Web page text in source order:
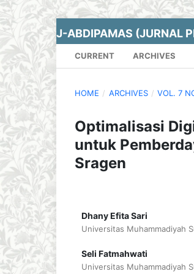
J-ABDIPAMAS (JURNAL
CURRENT ARCHIVES
HOME / ARCHIVES / VOL. 7
Optimalisasi
untuk
Sragen
Dhany Efita Sari
Universitas Muhammadiyah
Seli Fatmahwati
Universitas Muhammadiyah